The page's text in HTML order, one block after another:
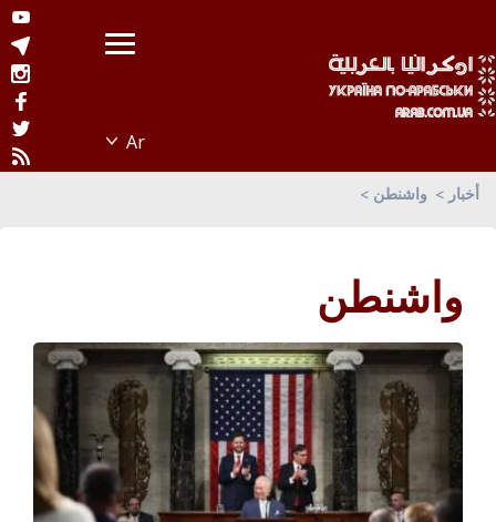
أخبار واشنطن
واشنطن